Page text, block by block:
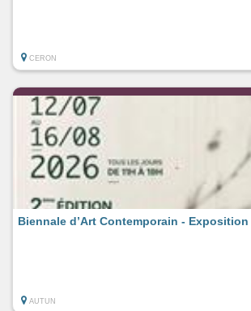
CERON
Biennale d’Art Contemporain -
AUTUN